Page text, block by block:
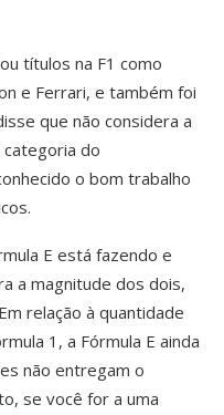
títulos na F1 como
e Ferrari, e também foi
que não considera a
categoria do
o bom trabalho
E está fazendo e
a magnitude dos dois,
relação à quantidade
1, a Fórmula E ainda
não entregam o
se você for a uma